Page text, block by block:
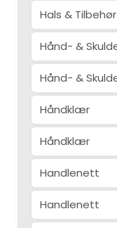
Hals & Tilbehør
Hånd- &
Hånd- &
Håndklær
Håndklær
Handlenett
Handlenett